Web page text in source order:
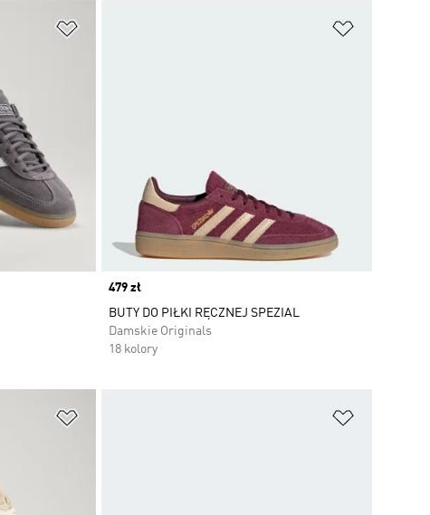
Price
479 zł
BUTY DO PIŁKI RĘCZNEJ SPEZIAL
Damskie Originals
18 kolory